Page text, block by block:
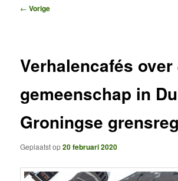
Bericht
← Vorige
Verhalencafés
gemeenschap in
Groningse
Geplaatst op20 februari 2020